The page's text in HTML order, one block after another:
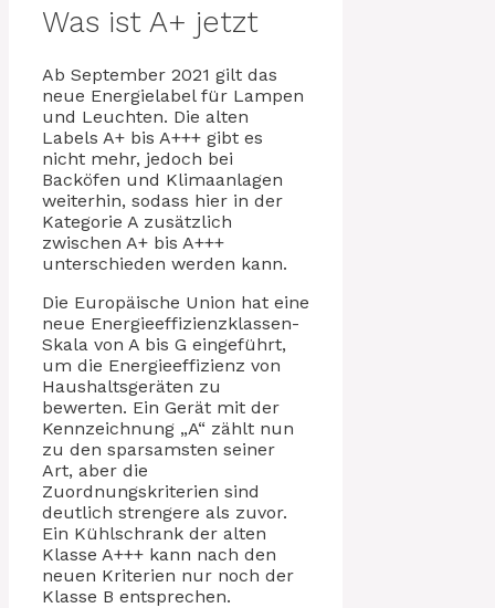
Was ist A+ jetzt
Ab September 2021 gilt das
neue Energielabel für Lampen
und Leuchten. Die alten
Labels A+ bis A+++ gibt es
nicht mehr, jedoch bei
Backöfen und Klimaanlagen
weiterhin, sodass hier in der
Kategorie A zusätzlich
zwischen A+ bis A+++
unterschieden werden kann.
Die Europäische Union hat eine
neue Energieeffizienzklassen-
Skala von A bis G eingeführt,
um die Energieeffizienz von
Haushaltsgeräten zu
bewerten. Ein Gerät mit der
Kennzeichnung „A“ zählt nun
zu den sparsamsten seiner
Art, aber die
Zuordnungskriterien sind
deutlich strengere als zuvor.
Ein Kühlschrank der alten
Klasse A+++ kann nach den
neuen Kriterien nur noch der
Klasse B entsprechen.